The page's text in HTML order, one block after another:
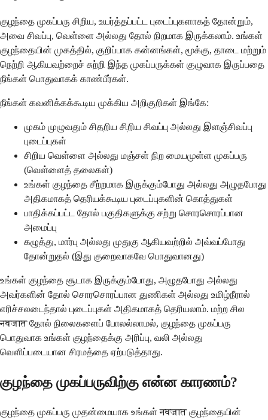
குழந்தை முகப்பரு சிறிய, உயர்த்தப்பட்ட புடைப்புகளாகத் தோன்றும்,
அவை சிவப்பு, வெள்ளை அல்லது தோல் நிறமாக இருக்கலாம். உங்கள்
குழந்தையின் முகத்தில், குறிப்பாக கன்னங்கள், மூக்கு, தாடை மற்றும்
நெற்றி ஆகியவற்றைச் சுற்றி இந்த முகப்பருக்கள் குழுவாக இருப்பதை
நீங்கள் பொதுவாகக் காண்பீர்கள்.
நீங்கள் கவனிக்கக்கூடிய முக்கிய அறிகுறிகள் இங்கே:
முகம் முழுவதும் சிதறிய சிறிய சிவப்பு அல்லது இளஞ்சிவப்பு
புடைப்புகள்
சிறிய வெள்ளை அல்லது மஞ்சள் நிற மையமுள்ள முகப்பரு
(வெள்ளைத் தலைகள்)
உங்கள் குழந்தை சீற்றமாக இருக்கும்போது அல்லது அழுதபோது
அதிகமாகத் தெரியக்கூடிய புடைப்புகளின் கொத்துகள்
பாதிக்கப்பட்ட தோல் பகுதிகளுக்கு சற்று சொரசொரப்பான
அமைப்பு
கழுத்து, மார்பு அல்லது முதுகு ஆகியவற்றில் அவ்வப்போது
தோன்றுதல் (இது குறைவாகவே பொதுவானது)
உங்கள் குழந்தை சூடாக இருக்கும்போது, அழுதபோது அல்லது
அவர்களின் தோல் சொரசொரப்பான துணிகள் அல்லது உமிழ்நீரால்
எரிச்சலடைந்தால் புடைப்புகள் அதிகமாகத் தெரியலாம். மற்ற சில
नवजात தோல் நிலைகளைப் போலல்லாமல், குழந்தை முகப்பரு
பொதுவாக உங்கள் குழந்தைக்கு அரிப்பு, வலி அல்லது
வெளிப்படையான சிரமத்தை ஏற்படுத்தாது.
குழந்தை முகப்பருவிற்கு என்ன காரணம்?
குழந்தை முகப்பரு முதன்மையாக உங்கள் नवजात குழந்தையின்